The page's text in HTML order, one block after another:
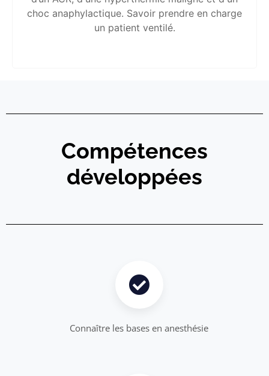
choc anaphylactique. Savoir prendre en charge
un patient ventilé.
Compétences
développées
Connaître les bases en anesthésie